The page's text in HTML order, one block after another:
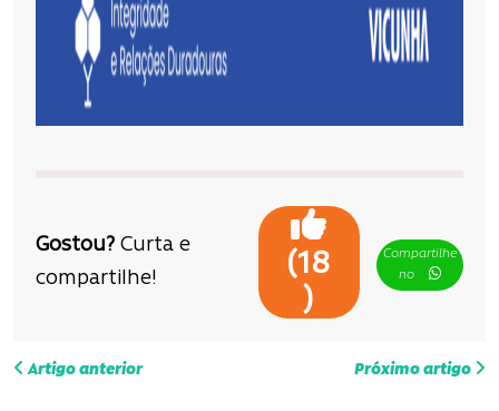
Gostou? Curta e
compartilhe!
(18
)
Compartilhe
no
N
Artigo anterior Próximo artigo